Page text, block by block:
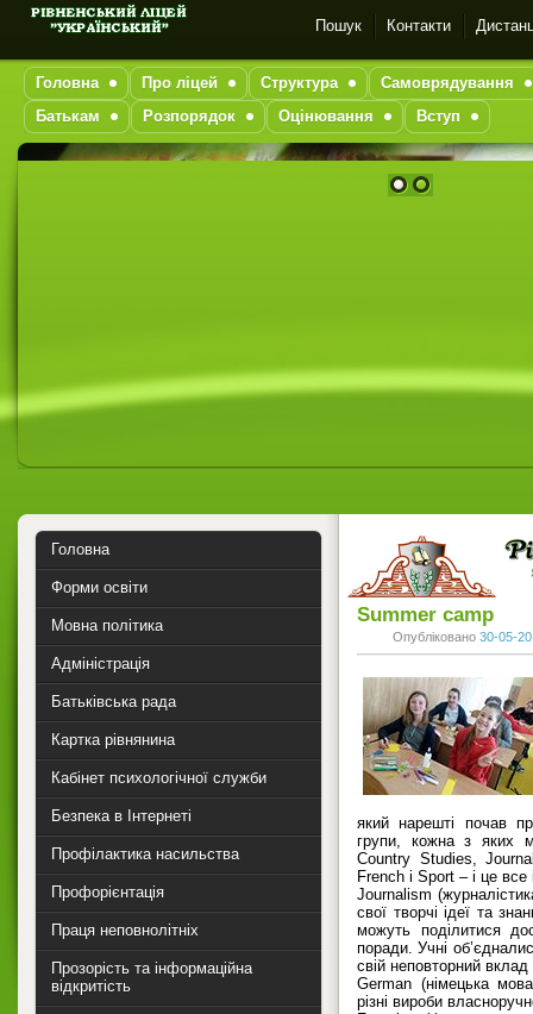
Пошук Контакти
Головна Про ліцей Структура
Самоврядування
Батькам
Розпорядок Оцінювання Вступ
Summer camp
Опубліковано 30-05-
який нарешті почав
групи, кожна з яких
Country Studies,
French і Sport – і це
Journalism
свої творчі ідеї та
можуть поділитися
поради. Учні
свій неповторний
German (німецька
різні вироби
Головна
Форми освіти
Мовна політика
Адміністрація
Батьківська рада
Картка рівнянина
Кабінет психологічної служби
Безпека в Інтернеті
Профілактика насильства
Профорієнтація
Праця неповнолітніх
Прозорість та інформаційна
відкритість